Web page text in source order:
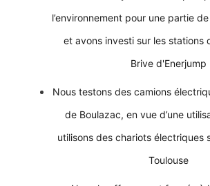
l’environnement pour une partie
et avons investi sur les stations
Brive d'Enerjump
Nous testons des camions
de Boulazac, en vue d’une
utilisons des chariots électriques
Toulouse